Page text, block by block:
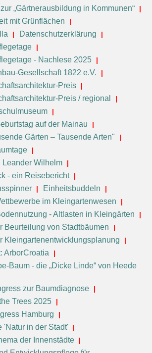
„Gärtnerausbildung in Kommunen“
mit Grünflächen
Datenschutzerklärung
- Nachlese 2025
Gesellschaft 1822 e.V.
Preis
Preis / regional
auf der Mainau
Gärten – Tausende Arten"
Leander Wilhelm
- ein Reisebericht
Einheitsbuddeln
im Kleingartenwesen
- Altlasten in Kleingärten
Beurteilung von Stadtbäumen
Kleingartenentwicklungsplanung
ArborCroatia
Baum - die „Dicke Linde“ von Heede
zur Baumdiagnose
Trees 2025
Hamburg
'Natur in der Stadt'
der Innenstädte